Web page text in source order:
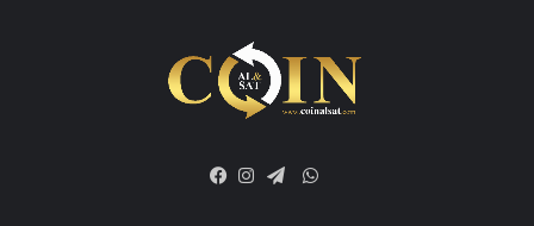
WhatsApp